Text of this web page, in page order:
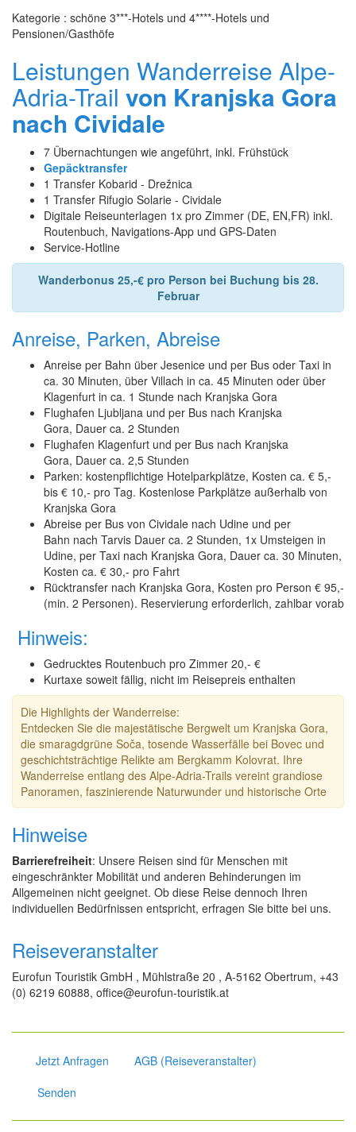
Kategorie : schöne 3***-Hotels und 4****-Hotels und
Pensionen/Gasthöfe
Leistungen Wanderreise Alpe-
Adria-Trail von Kranjska Gora
nach Cividale
7 Übernachtungen wie angeführt, inkl. Frühstück
Gepäcktransfer
1 Transfer Kobarid - Drežnica
1 Transfer Rifugio Solarie - Cividale
Digitale Reiseunterlagen 1x pro Zimmer (DE, EN,FR) inkl.
Routenbuch, Navigations-App und GPS-Daten
Service-Hotline
Wanderbonus 25,-€ pro Person bei Buchung bis 28.
Februar
Anreise, Parken, Abreise
Anreise per Bahn über Jesenice und per Bus oder Taxi in
ca. 30 Minuten, über Villach in ca. 45 Minuten oder über
Klagenfurt in ca. 1 Stunde nach Kranjska Gora
Flughafen Ljubljana und per Bus nach Kranjska
Gora, Dauer ca. 2 Stunden
Flughafen Klagenfurt und per Bus nach Kranjska
Gora, Dauer ca. 2,5 Stunden
Parken: kostenpflichtige Hotelparkplätze, Kosten ca. € 5,-
bis € 10,- pro Tag. Kostenlose Parkplätze außerhalb von
Kranjska Gora
Abreise per Bus von Cividale nach Udine und per
Bahn nach Tarvis Dauer ca. 2 Stunden, 1x Umsteigen in
Udine, per Taxi nach Kranjska Gora, Dauer ca. 30 Minuten,
Kosten ca. € 30,- pro Fahrt
Rücktransfer nach Kranjska Gora, Kosten pro Person € 95,-
(min. 2 Personen). Reservierung erforderlich, zahlbar vorab
Hinweis:
Gedrucktes Routenbuch pro Zimmer 20,- €
Kurtaxe soweit fällig, nicht im Reisepreis enthalten
Die Highlights der Wanderreise:
Entdecken Sie die majestätische Bergwelt um Kranjska Gora,
die smaragdgrüne Soča, tosende Wasserfälle bei Bovec und
geschichtsträchtige Relikte am Bergkamm Kolovrat. Ihre
Wanderreise entlang des Alpe-Adria-Trails vereint grandiose
Panoramen, faszinierende Naturwunder und historische Orte
Hinweise
Barrierefreiheit: Unsere Reisen sind für Menschen mit
eingeschränkter Mobilität und anderen Behinderungen im
Allgemeinen nicht geeignet. Ob diese Reise dennoch Ihren
individuellen Bedürfnissen entspricht, erfragen Sie bitte bei uns.
Reiseveranstalter
Eurofun Touristik GmbH , Mühlstraße 20 , A-5162 Obertrum, +43
(0) 6219 60888, office@eurofun-touristik.at
Jetzt Anfragen
AGB (Reiseveranstalter)
Senden